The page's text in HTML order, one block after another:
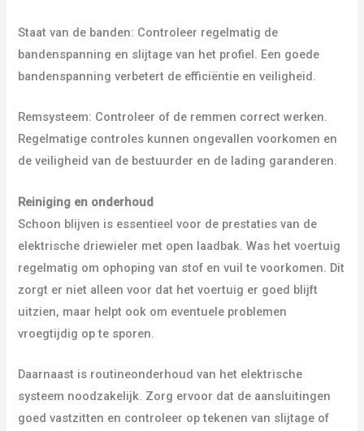
Staat van de banden: Controleer regelmatig de
bandenspanning en slijtage van het profiel. Een goede
bandenspanning verbetert de efficiëntie en veiligheid.
Remsysteem: Controleer of de remmen correct werken.
Regelmatige controles kunnen ongevallen voorkomen en
de veiligheid van de bestuurder en de lading garanderen.
Reiniging en onderhoud
Schoon blijven is essentieel voor de prestaties van de
elektrische driewieler met open laadbak. Was het voertuig
regelmatig om ophoping van stof en vuil te voorkomen. Dit
zorgt er niet alleen voor dat het voertuig er goed blijft
uitzien, maar helpt ook om eventuele problemen
vroegtijdig op te sporen.
Daarnaast is routineonderhoud van het elektrische
systeem noodzakelijk. Zorg ervoor dat de aansluitingen
goed vastzitten en controleer op tekenen van slijtage of